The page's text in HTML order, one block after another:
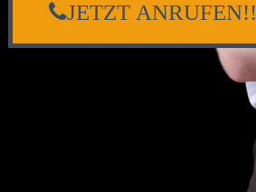
JETZT ANRUFEN!!